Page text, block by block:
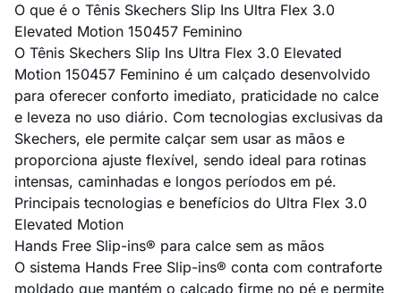
O que é o Tênis Skechers Slip Ins Ultra Flex 3.0
Elevated Motion 150457 Feminino
O Tênis Skechers Slip Ins Ultra Flex 3.0 Elevated
Motion 150457 Feminino é um calçado desenvolvido
para oferecer conforto imediato, praticidade no calce
e leveza no uso diário. Com tecnologias exclusivas da
Skechers, ele permite calçar sem usar as mãos e
proporciona ajuste flexível, sendo ideal para rotinas
intensas, caminhadas e longos períodos em pé.
Principais tecnologias e benefícios do Ultra Flex 3.0
Elevated Motion
Hands Free Slip-ins® para calce sem as mãos
O sistema Hands Free Slip-ins® conta com contraforte
moldado que mantém o calçado firme no pé e permite